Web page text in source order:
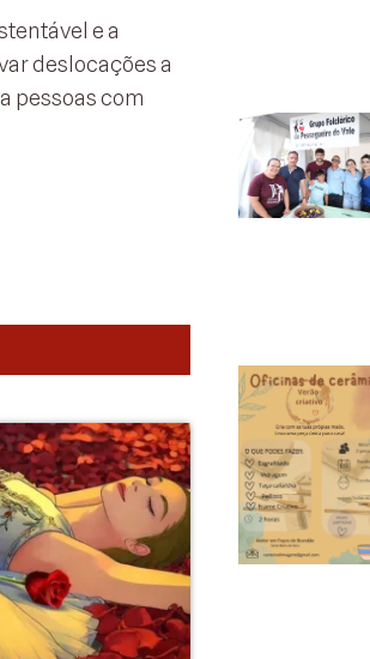
e a
deslocações a
pessoas com